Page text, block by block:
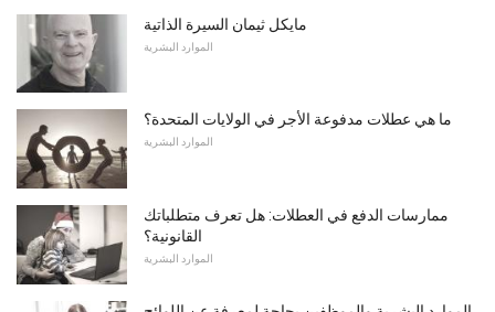
مايكل ثيمان السيرة الذاتية
الموارد البشرية
ما هي عطلات مدفوعة الأجر في الولايات المتحدة؟
الموارد البشرية
ممارسات الدفع في العطلات: هل تعرف متطلباتك
القانونية؟
الموارد البشرية